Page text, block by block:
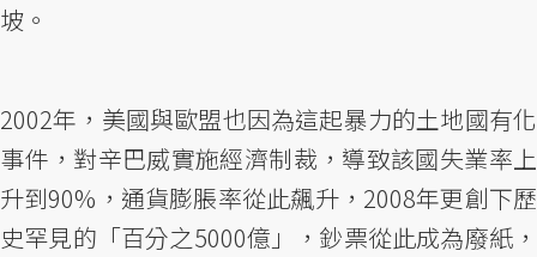
坡。
2002年，美國與歐盟也因為這起暴力的土地國有化
事件，對辛巴威實施經濟制裁，導致該國失業率上
升到90%，通貨膨脹率從此飆升，2008年更創下歷
史罕見的「百分之5000億」，鈔票從此成為廢紙，